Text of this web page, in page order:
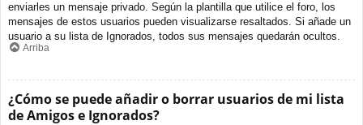
enviarles un mensaje privado. Según la plantilla que utilice el foro, los
mensajes de estos usuarios pueden visualizarse resaltados. Si añade un
usuario a su lista de Ignorados, todos sus mensajes quedarán ocultos.
Arriba
¿Cómo se puede añadir o borrar usuarios de mi lista
de Amigos e Ignorados?